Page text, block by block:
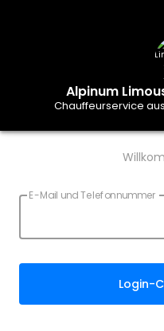
Alpinum
Chauffeurservice
E-Mail und Telefonnummer
Login-